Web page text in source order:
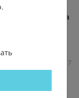
и
9 дней жить на
7